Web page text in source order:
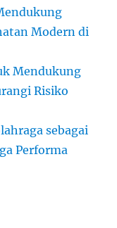
Modern di
Mendukung
Risiko
sebagai
Performa